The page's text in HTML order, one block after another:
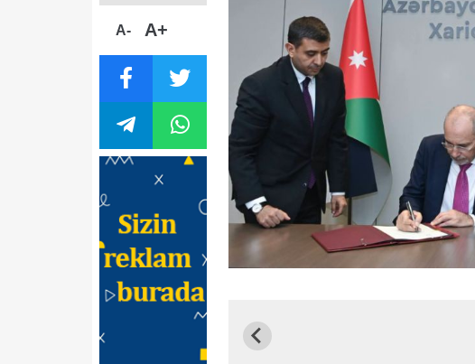
A- A+